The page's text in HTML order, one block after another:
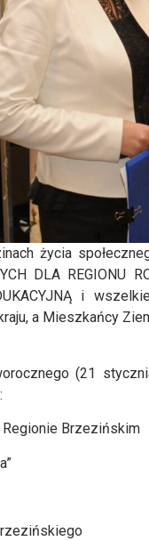
życia
DLA REGIONU
i
a Mieszkańcy
(21
Brzezińskim